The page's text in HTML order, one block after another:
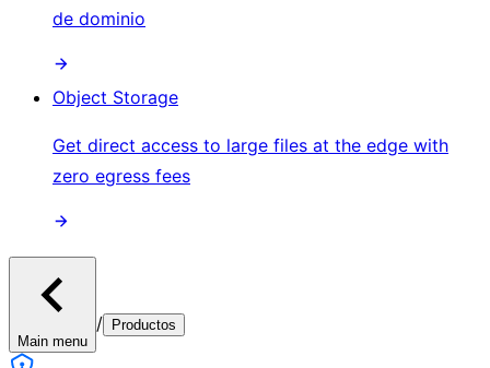
de dominio
Object Storage
Get direct access to large files at the edge with
zero egress fees
Main menu
/ Productos